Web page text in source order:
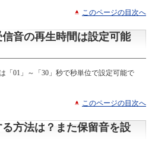
このページの目次へ
音の再生時間は設定可能
「01」～「30」秒で秒単位で設定可能で
このページの目次へ
方法は？また保留音を設